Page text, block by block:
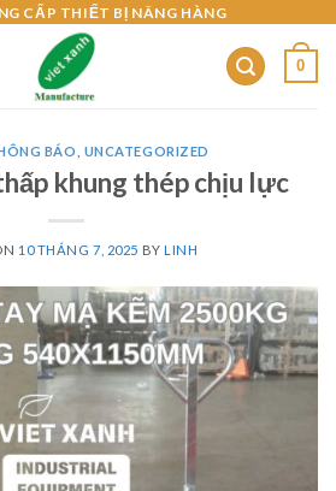
CẤP THIẾT BỊ NÂNG HÀNG
0
BÁO UNCATEGORIZED
khung thép chịu lực
10 THÁNG 7, 2025 BYLINH